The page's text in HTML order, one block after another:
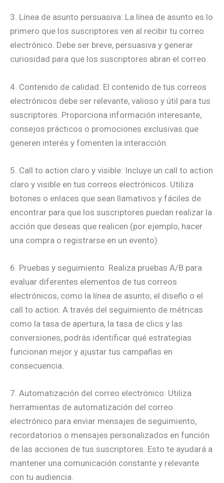
3. Línea de asunto persuasiva: La línea de asunto es lo
primero que los suscriptores ven al recibir tu correo
electrónico. Debe ser breve, persuasiva y generar
curiosidad para que los suscriptores abran el correo.
4. Contenido de calidad: El contenido de tus correos
electrónicos debe ser relevante, valioso y útil para tus
suscriptores. Proporciona información interesante,
consejos prácticos o promociones exclusivas que
generen interés y fomenten la interacción.
5. Call to action claro y visible: Incluye un call to action
claro y visible en tus correos electrónicos. Utiliza
botones o enlaces que sean llamativos y fáciles de
encontrar para que los suscriptores puedan realizar la
acción que deseas que realicen (por ejemplo, hacer
una compra o registrarse en un evento).
6. Pruebas y seguimiento: Realiza pruebas A/B para
evaluar diferentes elementos de tus correos
electrónicos, como la línea de asunto, el diseño o el
call to action. A través del seguimiento de métricas
como la tasa de apertura, la tasa de clics y las
conversiones, podrás identificar qué estrategias
funcionan mejor y ajustar tus campañas en
consecuencia.
7. Automatización del correo electrónico: Utiliza
herramientas de automatización del correo
electrónico para enviar mensajes de seguimiento,
recordatorios o mensajes personalizados en función
de las acciones de tus suscriptores. Esto te ayudará a
mantener una comunicación constante y relevante
con tu audiencia.